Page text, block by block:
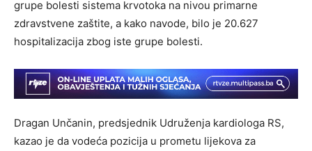
grupe bolesti sistema krvotoka na nivou primarne
zdravstvene zaštite, a kako navode, bilo je 20.627
hospitalizacija zbog iste grupe bolesti.
Dragan Unčanin, predsjednik Udruženja kardiologa RS,
kazao je da vodeća pozicija u prometu lijekova za